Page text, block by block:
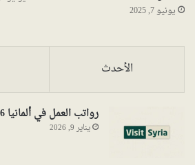
يونيو 7, 2025
الأحدث
رواتب العمل في ألمانيا 2026
يناير 9, 2026